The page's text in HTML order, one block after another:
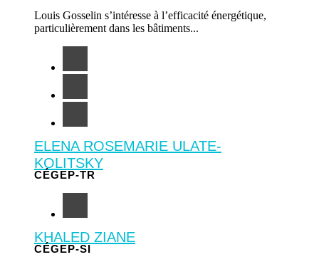
Louis Gosselin s’intéresse à l’efficacité énergétique,
particulièrement dans les bâtiments...
ELENA ROSEMARIE ULATE-
KOLITSKY
CÉGEP-TR
KHALED ZIANE
CÉGEP-SI